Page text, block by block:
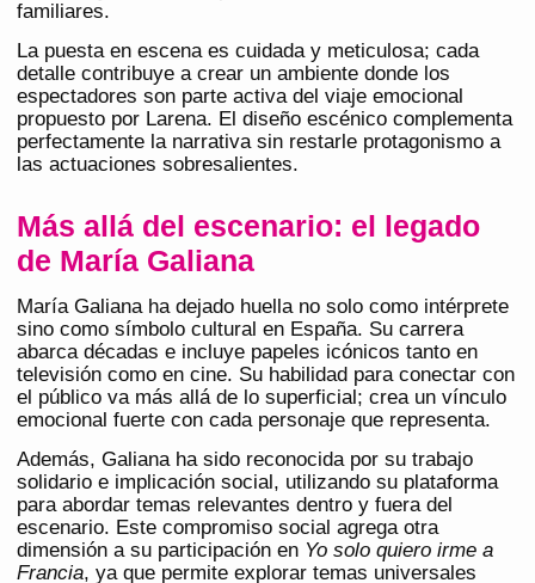
familiares.
La puesta en escena es cuidada y meticulosa; cada
detalle contribuye a crear un ambiente donde los
espectadores son parte activa del viaje emocional
propuesto por Larena. El diseño escénico complementa
perfectamente la narrativa sin restarle protagonismo a
las actuaciones sobresalientes.
Más allá del escenario: el legado
de María Galiana
María Galiana ha dejado huella no solo como intérprete
sino como símbolo cultural en España. Su carrera
abarca décadas e incluye papeles icónicos tanto en
televisión como en cine. Su habilidad para conectar con
el público va más allá de lo superficial; crea un vínculo
emocional fuerte con cada personaje que representa.
Además, Galiana ha sido reconocida por su trabajo
solidario e implicación social, utilizando su plataforma
para abordar temas relevantes dentro y fuera del
escenario. Este compromiso social agrega otra
dimensión a su participación en Yo solo quiero irme a
Francia, ya que permite explorar temas universales